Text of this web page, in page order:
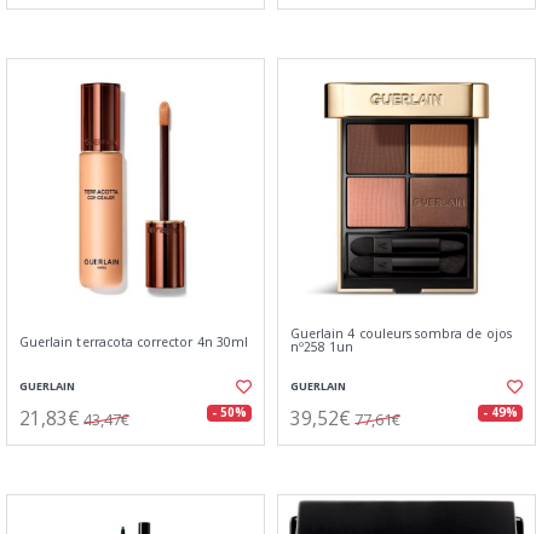
Guerlain terracota corrector 4n 30ml
GUERLAIN
21,83€ 43,47€ - 50%
Guerlain 4 couleurs sombra de ojos
nº258 1un
GUERLAIN
39,52€ 77,61€ - 49%